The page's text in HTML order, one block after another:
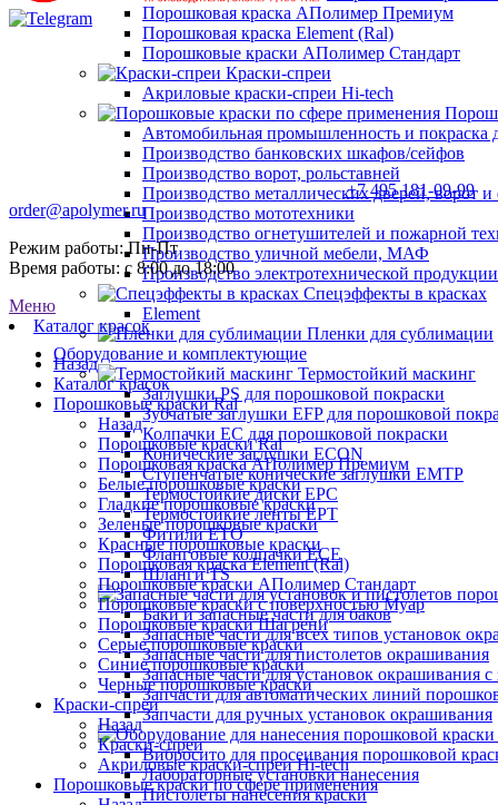
Порошковая краска АПолимер Премиум
Порошковая краска Element (Ral)
Порошковые краски АПолимер Стандарт
Краски-спреи
Акриловые краски-спреи Hi-tech
Автомобильная промышленность и покраска
Производство банковских шкафов/сейфов
Производство ворот, рольставней
Производство металлических дверей, ворот
Производство мототехники
Производство огнетушителей и пожарной
Производство уличной мебели, МАФ
Производство электротехнической продукции
Спецэффекты в красках
Element
Пленки для сублимации
Оборудование и комплектующие
Термостойкий маскинг
Заглушки PS для порошковой покраски
Зубчатые заглушки EFP для порошковой
Колпачки ЕС для порошковой покраски
Конические заглушки ECON
Ступенчатые конические заглушки EMTP
Термостойкие диски EPC
Термостойкие ленты EPT
Фитили ETO
Фланговые колпачки ECE
Шланги TS
Баки и запасные части для баков
Запасные части для всех типов установок
Запасные части для пистолетов окрашивания
Запасные части для установок окрашивания с
Запчасти для автоматических линий
Запчасти для ручных установок окрашивания
Вибросито для просеивания порошковой
Лабораторные установки нанесения
Пистолеты нанесения краски
+7 495 181-09-99
order@apolymer.ru
Режим работы: Пн-Пт
Время работы: с 8:00 до 18:00
Меню
Каталог красок
Назад
Каталог красок
Порошковые краски Ral
Назад
Порошковые краски Ral
Порошковая краска АПолимер Премиум
Белые порошковые краски
Гладкие порошковые краски
Зеленые порошковые краски
Красные порошковые краски
Порошковая краска Element (Ral)
Порошковые краски АПолимер Стандарт
Порошковые краски с поверхностью Муар
Порошковые краски Шагрени
Серые порошковые краски
Синие порошковые краски
Черные порошковые краски
Краски-спреи
Назад
Краски-спреи
Акриловые краски-спреи Hi-tech
Порошковые краски по сфере применения